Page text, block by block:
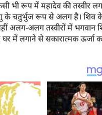
भी रूप में महादेव की तस्वीर
के चतुर्भुज रूप से अलग है। शिव
अलग-अलग तस्वीरों में भगवान
में लगाने से सकारात्मक ऊर्जा का